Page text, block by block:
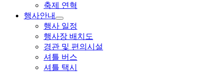
축제 연혁
행사안내
행사 일정
행사장 배치도
경관 및 편의시설
셔틀 버스
셔틀 택시